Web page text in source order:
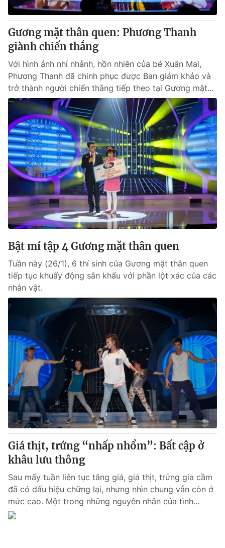
® Cấm sao chép dưới mọi hình thức nếu không có sự chấp
thuận bằng văn bản. Ghi rõ nguồn VTV.vn khi phát hành lại
thông tin từ website này.
Gương mặt thân quen: Phương Thanh
giành chiến thắng
Với hình ảnh nhí nhảnh, hồn nhiên của bé Xuân Mai,
Phương Thanh đã chinh phục được Ban giám khảo và
trở thành người chiến thắng tiếp theo tại Gương mặt...
Bật mí tập 4 Gương mặt thân quen
Tuần này (26/1), 6 thí sinh của Gương mặt thân quen
tiếp tục khuấy động sân khấu với phần lột xác của các
nhân vật.
Giá thịt, trứng “nhấp nhổm”: Bất cập ở
khâu lưu thông
Sau mấy tuần liên tục tăng giá, giá thịt, trứng gia cầm
đã có dấu hiệu chững lại, nhưng nhìn chung vẫn còn ở
mức cao. Một trong những nguyên nhân của tình...